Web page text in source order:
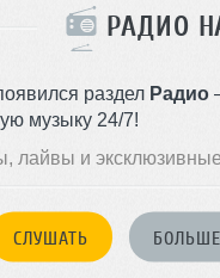
РАДИО
раздел Радио
музыку 24/7!
лайвы и
СЛУШАТЬ
132 раза 6
of passion 32